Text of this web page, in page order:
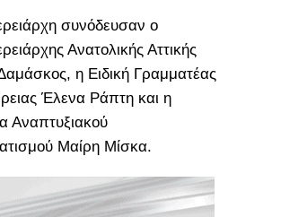
συνόδευσαν ο
Ανατολικής Αττικής
η Ειδική Γραμματέας
Έλενα Ράπτη και η
Αναπτυξιακού
Μαίρη Μίσκα.